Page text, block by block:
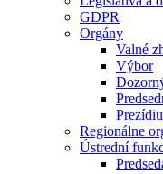
GDPR
Orgány
Valné
Výbor
Regionálne
Ústrední